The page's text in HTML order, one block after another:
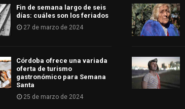
Fin de semana largo de seis
días: cuáles son los feriados
27 de marzo de 2024
Córdoba ofrece una variada
oferta de turismo
gastronómico para Semana
Santa
25 de marzo de 2024